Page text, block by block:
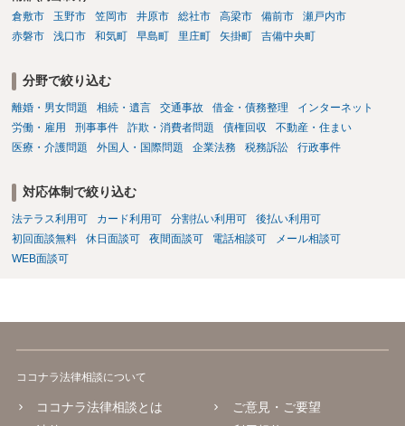
倉敷市
玉野市 笠岡市 井原市 総社市 高梁市 備前市
瀬戸内市
赤磐市
浅口市 和気町 早島町 里庄町 矢掛町 吉備中央町
分野で絞り込む
離婚・男女問題 相続・遺言 交通事故 借金・債務整理
インターネット
労働・雇用
刑事事件 詐欺・消費者問題 債権回収
不動産・住まい
医療・介護問題
外国人・国際問題 企業法務 税務訴訟 行政事件
対応体制で絞り込む
法テラス利用可 カード利用可 分割払い利用可
後払い利用可
初回面談無料
休日面談可 夜間面談可 電話相談可
メール相談可
WEB面談可
ココナラ法律相談について
ココナラ法律相談とは
ご意見・ご要望